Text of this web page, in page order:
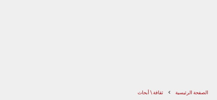
الصفحة الرئيسية ثقافة \ أبحاث